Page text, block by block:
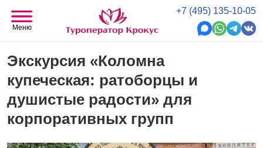
+7 (495) 135-10-05
Меню
Экскурсия «Коломна
купеческая: ратоборцы и
душистые радости» для
корпоративных групп